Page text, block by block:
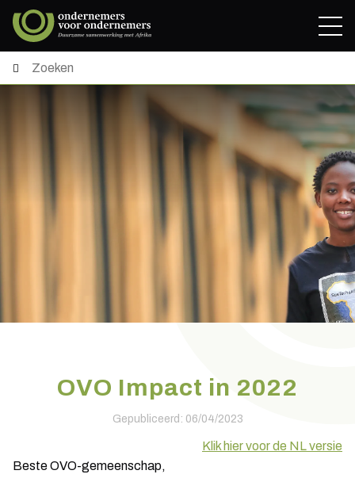
OVO Impact in 2022
Gepubliceerd: 06/04/2023
Klik hier voor de NL versie
Beste OVO-gemeenschap,